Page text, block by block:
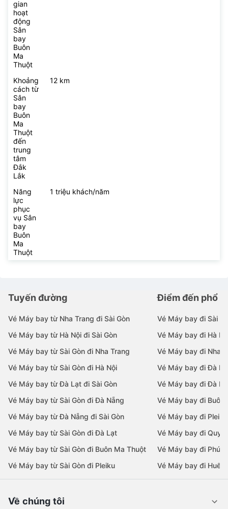
gian
hoạt
động
Sân
bay
Buôn
Ma
Thuột
Khoảng
cách từ
Sân
bay
Buôn
Ma
Thuột
đến
trung
tâm
Đắk
Lắk
12 km
Năng
lực
phục
vụ Sân
bay
Buôn
Ma
Thuột
1 triệu khách/năm
Tuyến đường
Vé Máy bay từ Nha Trang đi Sài Gòn
Vé Máy bay từ Hà Nội đi Sài Gòn
Vé Máy bay từ Sài Gòn đi Nha Trang
Vé Máy bay từ Sài Gòn đi Hà Nội
Vé Máy bay từ Đà Lạt đi Sài Gòn
Vé Máy bay từ Sài Gòn đi Đà Nẵng
Vé Máy bay từ Đà Nẵng đi Sài Gòn
Vé Máy bay từ Sài Gòn đi Đà Lạt
Vé Máy bay từ Sài Gòn đi Buôn Ma Thuột
Vé Máy bay từ Sài Gòn đi Pleiku
Điểm đến phổ
Vé Máy bay đi Sài
Vé Máy bay đi Hà
Vé Máy bay đi Nha
Vé Máy bay đi Đà
Vé Máy bay đi Đà
Vé Máy bay đi Buôn
Vé Máy bay đi Pleiku
Vé Máy bay đi Quy
Vé Máy bay đi Phú
Vé Máy bay đi Huế
Về chúng tôi